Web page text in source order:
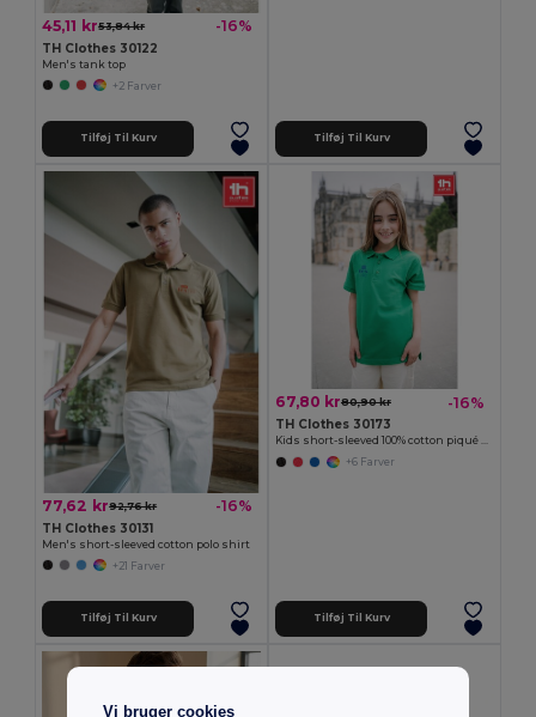
45,11 kr53,84 kr -16%
TH Clothes 30122
Men's tank top
+2 Farver
Tilføj Til Kurv Tilføj Til Kurv
77,62 kr92,76 kr -16%
TH Clothes 30131
Men's short-sleeved cotton polo shirt
+21 Farver
Tilføj Til Kurv
67,80 kr80,90 kr -16%
TH Clothes 30173
Kids short-sleeved 100% cotton piqué polo shirt unisex)
+6 Farver
Tilføj Til Kurv
Vi bruger cookies